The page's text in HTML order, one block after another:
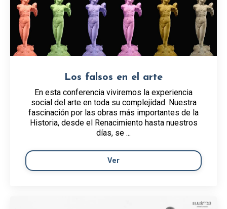
Los falsos en el arte
En esta conferencia viviremos la experiencia
social del arte en toda su complejidad. Nuestra
fascinación por las obras más importantes de la
Historia, desde el Renacimiento hasta nuestros
días, se ...
Ver